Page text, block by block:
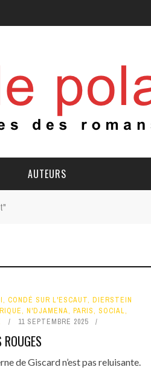
AUTEURS
, CONDÉ SUR L'ESCAUT, DIERSTEIN
, N'DJAMENA, PARIS, SOCIAL,
11 SEPTEMBRE 2025
de Giscard n’est pas reluisante.